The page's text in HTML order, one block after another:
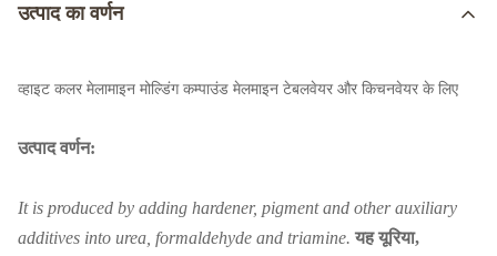
उत्पाद का वर्णन
व्हाइट कलर मेलामाइन मोल्डिंग कम्पाउंड मेलमाइन टेबलवेयर और किचनवेयर के लिए
उत्पाद वर्णन:
It is produced by adding hardener, pigment and other auxiliary
additives into urea, formaldehyde and triamine. यह यूरिया,